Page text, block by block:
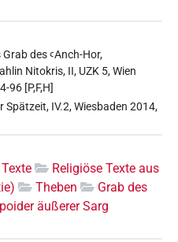
des ꜥAnch-Hor,
Nitokris, II, UZK 5, Wien
96 [P,F,H]
IV.2, Wiesbaden 2014,
Religiöse Texte aus
Theben
Grab des
äußerer Sarg